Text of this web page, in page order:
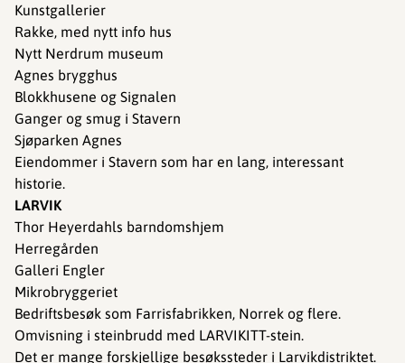
Kunstgallerier
Rakke, med nytt info hus
Nytt Nerdrum museum
Agnes brygghus
Blokkhusene og Signalen
Ganger og smug i Stavern
Sjøparken Agnes
Eiendommer i Stavern som har en lang, interessant
historie.
LARVIK
Thor Heyerdahls barndomshjem
Herregården
Galleri Engler
Mikrobryggeriet
Bedriftsbesøk som Farrisfabrikken, Norrek og flere.
​​Omvisning i steinbrudd med LARVIKITT-stein.
Det er mange forskjellige besøkssteder i Larvikdistriktet.